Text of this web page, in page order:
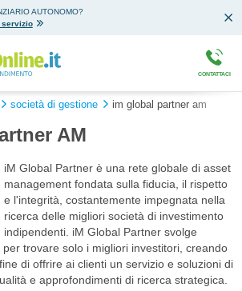
AUTONOMO?
servizio
CONTATTACI
società di gestione im global partner am
AM
iM Global Partner è una rete globale di asset
management fondata sulla fiducia, il rispetto
e l'integrità, costantemente impegnata nella
ricerca delle migliori società di investimento
indipendenti. iM Global Partner svolge
trovare solo i migliori investitori, creando
di offrire ai clienti un servizio e soluzioni di
e approfondimenti di ricerca strategica.